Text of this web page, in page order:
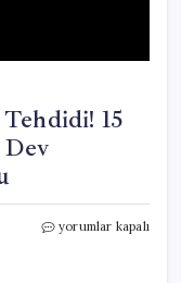
15
Acil
yorumlar kapalı